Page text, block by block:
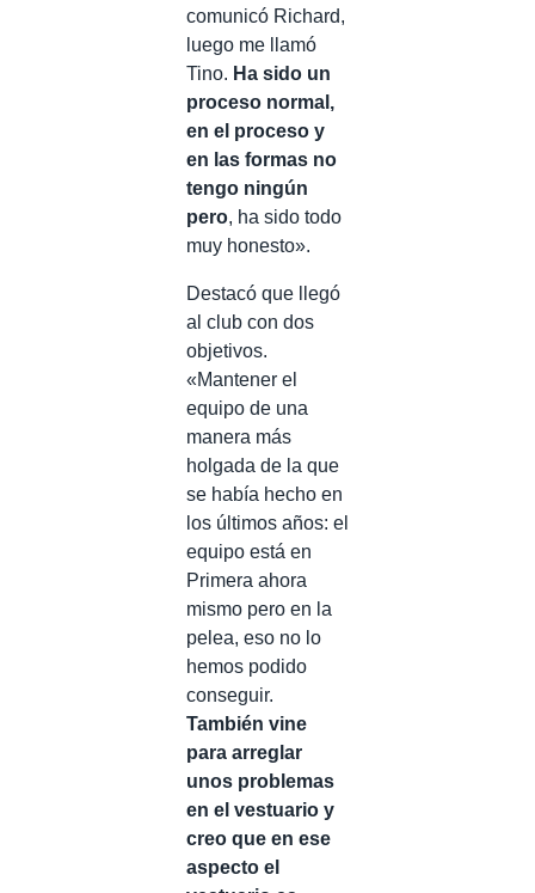
comunicó Richard,
luego me llamó
Tino. Ha sido un
proceso normal,
en el proceso y
en las formas no
tengo ningún
pero, ha sido todo
muy honesto».
Destacó que llegó
al club con dos
objetivos.
«Mantener el
equipo de una
manera más
holgada de la que
se había hecho en
los últimos años: el
equipo está en
Primera ahora
mismo pero en la
pelea, eso no lo
hemos podido
conseguir.
También vine
para arreglar
unos problemas
en el vestuario y
creo que en ese
aspecto el